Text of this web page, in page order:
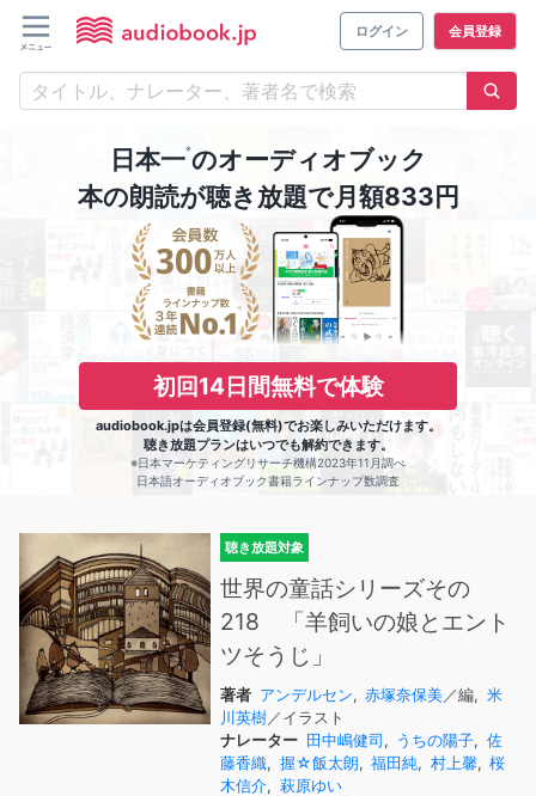
ログイン 会員登録
日本一※のオーディオブック
本の朗読が聴き放題で月額833円
初回14日間無料で体験
audiobook.jpは会員登録(無料)でお楽しみいただけます。
聴き放題プランはいつでも解約できます。
※日本マーケティングリサーチ機構2023年11月調べ
日本語オーディオブック書籍ラインナップ数調査
聴き放題対象
世界の童話シリーズその
218 「羊飼いの娘とエント
ツそうじ」
著者 アンデルセン, 赤塚奈保美／編, 米
川英樹／イラスト
ナレーター 田中嶋健司, うちの陽子, 佐
藤香織, 握☆飯太朗, 福田純, 村上馨, 桜
木信介, 萩原ゆい